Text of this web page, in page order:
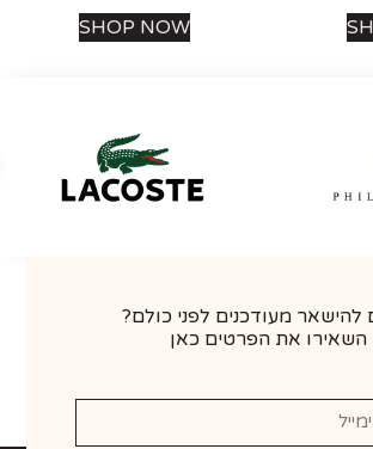
SHOP NOW
מעודכנים לפני כולם?
את הפרטים כאן